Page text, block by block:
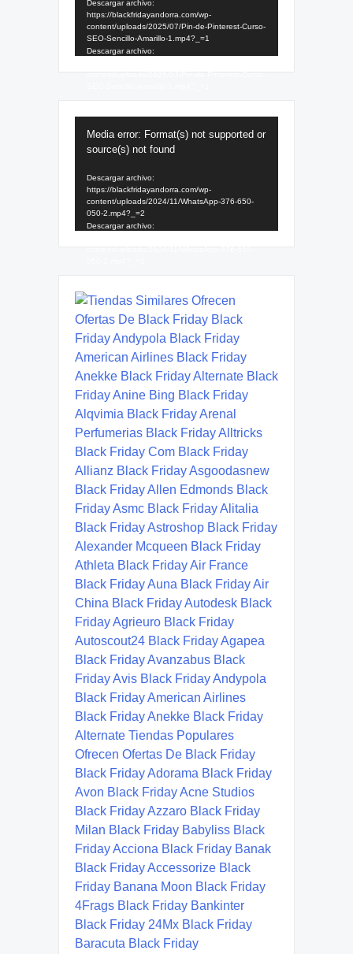
Descargar archivo:
https://blackfridayandorra.com/wp-
content/uploads/2025/07/Pin-de-Pinterest-Curso-
SEO-Sencillo-Amarillo-1.mp4?_=1
Descargar archivo:
Media error: Format(s) not supported or
source(s) not found
Descargar archivo:
https://blackfridayandorra.com/wp-
content/uploads/2024/11/WhatsApp-376-650-
050-2.mp4?_=2
Descargar archivo: